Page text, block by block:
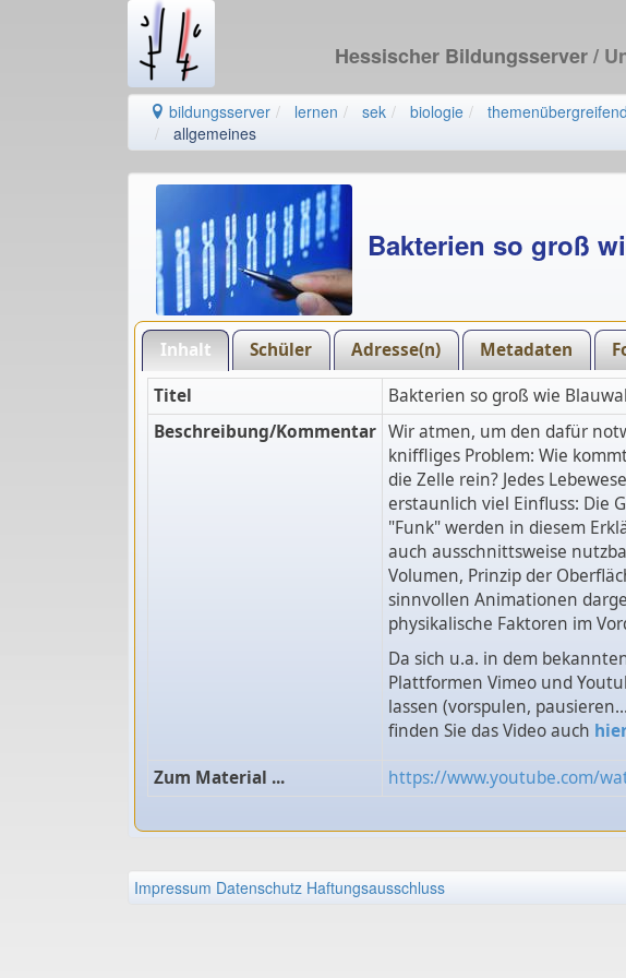
Hessischer Bildungsserver/
bildungsserver lernen sek biologie
allgemeines
Bakterien so groß
Inhalt Schüler Adresse(n) Metadaten
Titel
Bakterien so groß wie
Beschreibung/Kommentar Wir atmen, um den dafür
kniffliges Problem: Wie
die Zelle rein? Jedes
erstaunlich viel Einfluss: Die
"Funk" werden in diesem
auch ausschnittsweise
Volumen, Prinzip der
sinnvollen Animationen
physikalische Faktoren im
Da sich u.a. in dem
Plattformen Vimeo und
lassen (vorspulen,
finden Sie das Video auch
Zum Material ... https://www.youtube.com/
Impressum Datenschutz Haftungsausschluss